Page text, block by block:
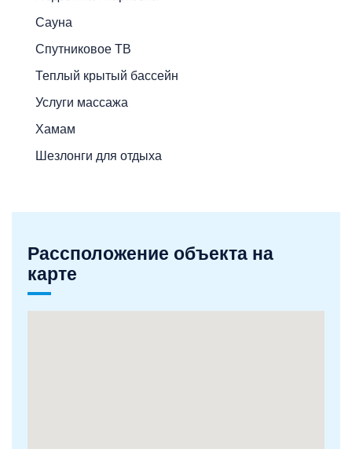
Сауна
Спутниковое ТВ
Теплый крытый бассейн
Услуги массажа
Хамам
Шезлонги для отдыха
Рассположение объекта на
карте